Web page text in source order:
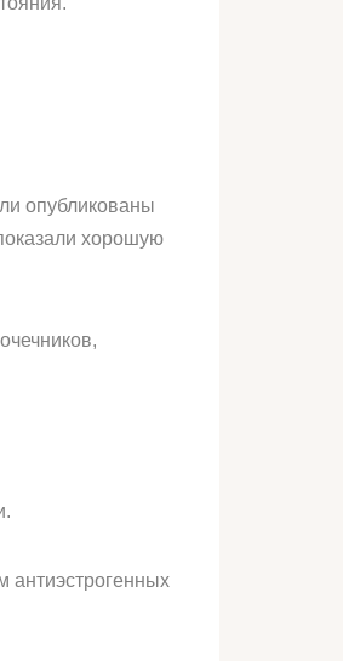
опубликованы
хорошую
антиэстрогенных